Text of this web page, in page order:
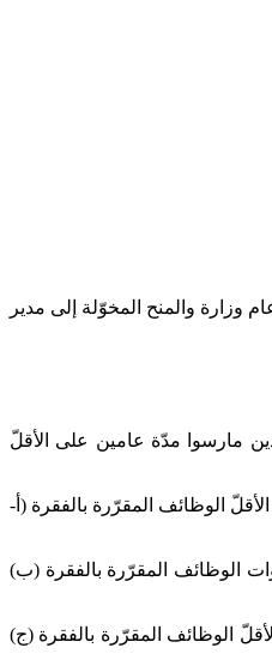
كاتب عام وزارة والمنح المخوّلة إلى مدير
(أ– 1) إلاّ لقضاة الرتبة الثالثة الذين مارسوا مدّة عامين على الأقلّ
عامين على الأقلّ الوظائف المقرّرة بالفقرة (أ-
مدّة ثلاثة سنوات الوظائف المقرّرة بالفقرة (ب)
الوظائف المقرّرة بالفقرة (ج)